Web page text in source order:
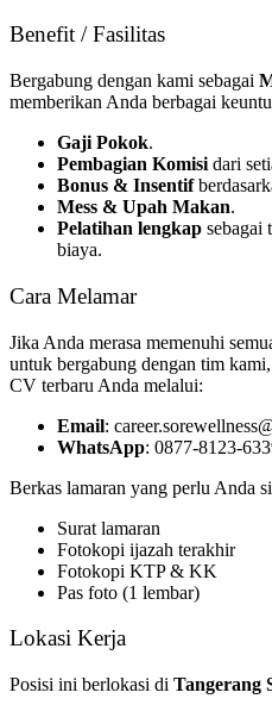
Benefit / Fasilitas
Bergabung dengan kami sebagai
memberikan Anda berbagai
Gaji Pokok.
Pembagian Komisi dari
Bonus & Insentif
Mess & Upah Makan.
Pelatihan lengkap sebagai
biaya.
Cara Melamar
Jika Anda merasa memenuhi
untuk bergabung dengan tim
CV terbaru Anda melalui:
Email:
WhatsApp: 0877-8123-
Berkas lamaran yang perlu Anda
Surat lamaran
Fotokopi ijazah terakhir
Fotokopi KTP & KK
Pas foto (1 lembar)
Lokasi Kerja
Posisi ini berlokasi di Tangerang